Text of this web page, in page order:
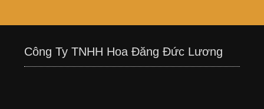
Công Ty TNHH Hoa Đăng Đức Lương